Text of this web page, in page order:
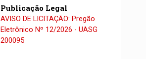
Publicação Legal
AVISO DE LICITAÇÃO: Pregão
Eletrônico Nº 12/2026 - UASG
200095